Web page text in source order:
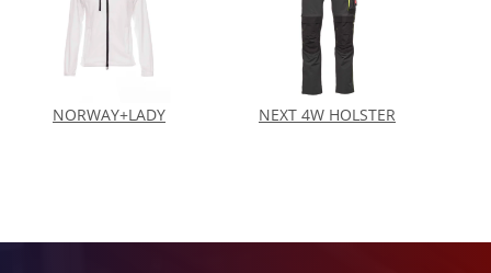
NORWAY+LADY NEXT 4W HOLSTER